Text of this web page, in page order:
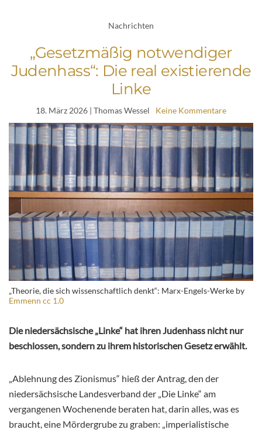
Nachrichten
„Gesetzmäßig notwendiger
Judenhass“: Die real existierende
Linke
18. März 2026 | Thomas Wessel Keine Kommentare
„Theorie, die sich wissenschaftlich denkt“: Marx-Engels-Werke by
Emmenn cc 1.0
Die niedersächsische „Linke“ hat ihren Judenhass nicht nur
beschlossen, sondern zu ihrem historischen Gesetz erwählt.
„Ablehnung des Zionismus“ hieß der Antrag, den der
niedersächsische Landesverband der „Die Linke“ am
vergangenen Wochenende beraten hat, darin alles, was es
braucht, eine Mördergrube zu graben: „imperialistische